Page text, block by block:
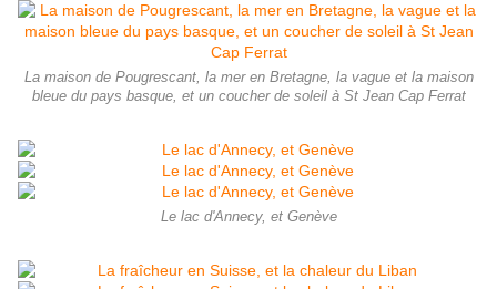
La maison de Pougrescant, la mer en Bretagne, la vague et la maison
bleue du pays basque, et un coucher de soleil à St Jean Cap Ferrat
Le lac d'Annecy, et Genève